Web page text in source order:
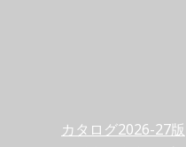
カタログ2026-27版